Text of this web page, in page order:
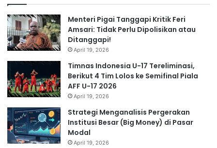
Menteri Pigai Tanggapi Kritik Feri
Amsari: Tidak Perlu Dipolisikan atau
Ditanggapi!
April 19, 2026
Timnas Indonesia U-17 Tereliminasi,
Berikut 4 Tim Lolos ke Semifinal Piala
AFF U-17 2026
April 19, 2026
Strategi Menganalisis Pergerakan
Institusi Besar (Big Money) di Pasar
Modal
April 19, 2026